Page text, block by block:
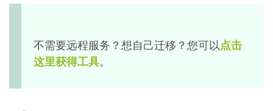
不需要远程服务？想自己迁移？您可以点击
这里获得工具。